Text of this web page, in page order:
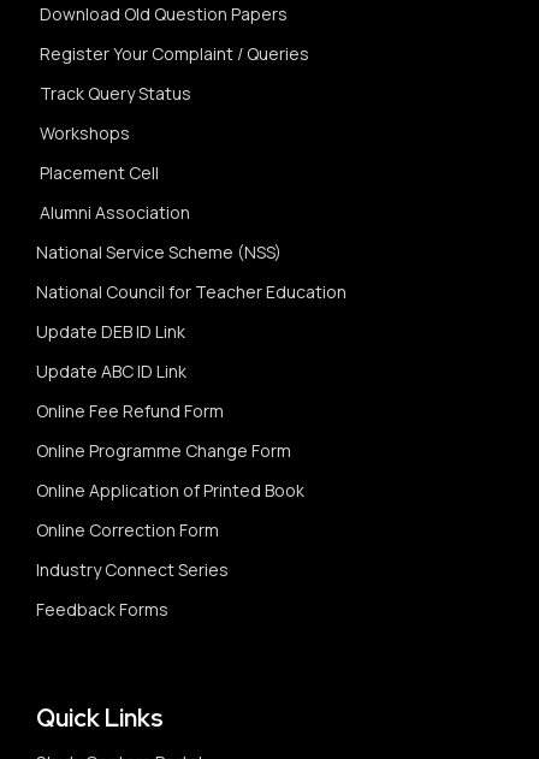
Download Old Question Papers
Register Your Complaint / Queries
Track Query Status
Workshops
Placement Cell
Alumni Association
National Service Scheme (NSS)
National Council for Teacher Education
Update DEB ID Link
Update ABC ID Link
Online Fee Refund Form
Online Programme Change Form
Online Application of Printed Book
Online Correction Form
Industry Connect Series
Feedback Forms
Quick Links